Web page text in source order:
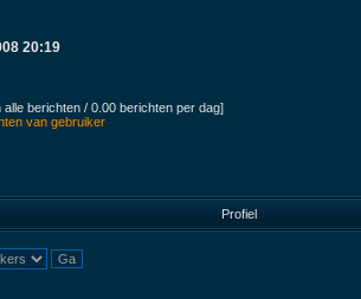
20:19
alle berichten / 0.00 berichten per dag]
van gebruiker
Profiel